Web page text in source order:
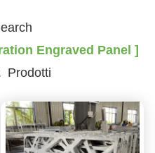
Engraved Panel ]
Prodotti